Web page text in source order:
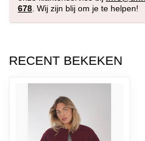
678. Wij zijn blij om je te helpen!
RECENT BEKEKEN